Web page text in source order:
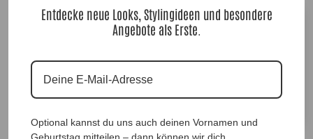
Größe
Blazermantel
Elaine,
Silber
In den Warenkorb
A
Entdecke neue Looks, Stylingideen und besondere
Angebote als Erste.
Optional kannst du uns auch deinen Vornamen und